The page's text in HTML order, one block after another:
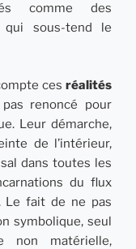
comme des
qui sous-tend le
ces réalités
renoncé pour
Leur démarche,
de l’intérieur,
dans toutes les
du flux
Le fait de ne pas
symbolique, seul
non matérielle,